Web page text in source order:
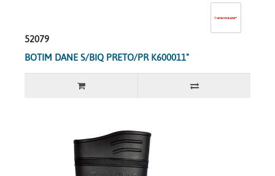
52079
BOTIM DANE S/BIQ PRETO/PR K600011"